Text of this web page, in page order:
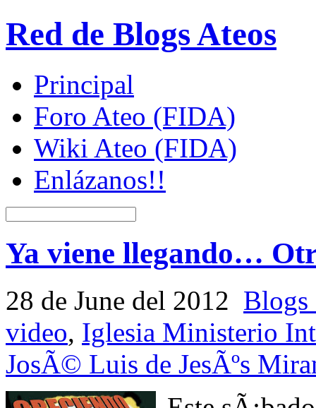
Red de Blogs Ateos
Principal
Foro Ateo (FIDA)
Wiki Ateo (FIDA)
Enlázanos!!
Ya viene llegando…
28 de June del 2012 Blogs
video, Iglesia Ministerio
JosÃ© Luis de JesÃºs